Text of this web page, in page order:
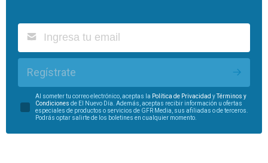
Regístrate
Al someter tu correo electrónico, aceptas la Política de Privacidad yTérminos y
Condiciones de El Nuevo Día. Además, aceptas recibir información u ofertas
especiales de productos o servicios de GFR Media, sus afiliadas o de terceros.
Podrás optar salirte de los boletines en cualquier momento.